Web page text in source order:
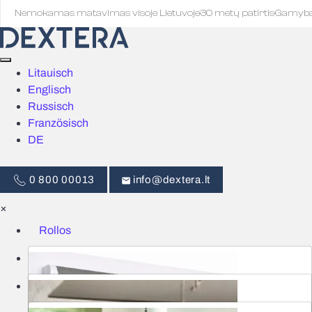
Nemokamas matavimas visoje Lietuvoje·30 metų patirtis·
Litauisch
Englisch
Russisch
Französisch
DE
0 800 00013 info@dextera.lt
×
Rollos
Intelligente Steuerung